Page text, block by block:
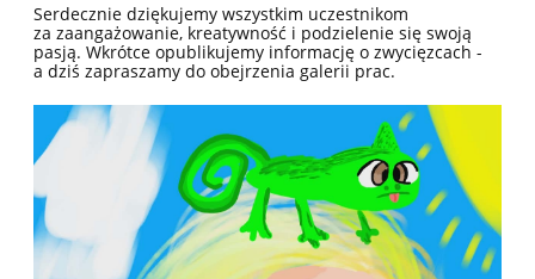
Serdecznie dziękujemy wszystkim uczestnikom
za zaangażowanie, kreatywność i podzielenie się swoją
pasją. Wkrótce opublikujemy informację o zwycięzcach -
a dziś zapraszamy do obejrzenia galerii prac.